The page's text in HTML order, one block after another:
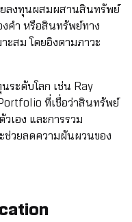
ยลงทุนผสมผสานสินทรัพย์
คำ หรือสินทรัพย์ทาง
ะสม โดยอิงตามภาวะ
ระดับโลก เช่น Ray
ที่เชื่อว่าสินทรัพย์
เอง และการรวม
วยลดความผันผวนของ